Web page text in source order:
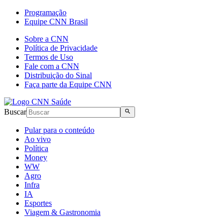
Programação
Equipe CNN Brasil
Sobre a CNN
Política de Privacidade
Termos de Uso
Fale com a CNN
Distribuição do Sinal
Faça parte da Equipe CNN
Buscar
Pular para o conteúdo
Ao vivo
Política
Money
WW
Agro
Infra
IA
Esportes
Viagem & Gastronomia